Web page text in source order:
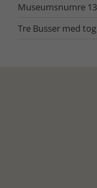
Museumsnumre
Tre Busser med tog